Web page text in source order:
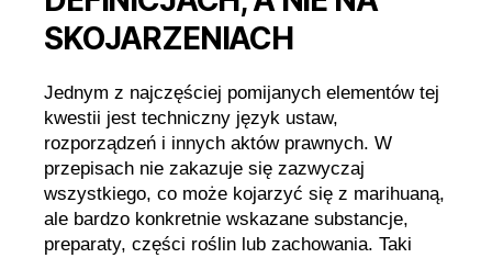
SKOJARZENIACH
Jednym z najczęściej pomijanych elementów tej
kwestii jest techniczny język ustaw,
rozporządzeń i innych aktów prawnych. W
przepisach nie zakazuje się zazwyczaj
wszystkiego, co może kojarzyć się z marihuaną,
ale bardzo konkretnie wskazane substancje,
preparaty, części roślin lub zachowania. Taki